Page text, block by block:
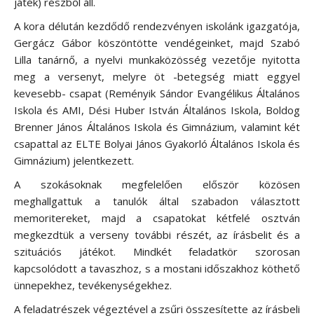
A kora délután kezdődő rendezvényen iskolánk igazgatója,
Gergácz Gábor köszöntötte vendégeinket, majd Szabó
Lilla tanárnő, a nyelvi munkaközösség vezetője nyitotta
meg a versenyt, melyre öt -betegség miatt eggyel
kevesebb- csapat (Reményik Sándor Evangélikus Általános
Iskola és AMI, Dési Huber István Általános Iskola, Boldog
Brenner János Általános Iskola és Gimnázium, valamint két
csapattal az ELTE Bolyai János Gyakorló Általános Iskola és
Gimnázium) jelentkezett.
A szokásoknak megfelelően először közösen
meghallgattuk a tanulók által szabadon választott
memoritereket, majd a csapatokat kétfelé osztván
megkezdtük a verseny további részét, az írásbelit és a
szituációs játékot. Mindkét feladatkör szorosan
kapcsolódott a tavaszhoz, s a mostani időszakhoz köthető
ünnepekhez, tevékenységekhez.
A feladatrészek végeztével a zsűri összesítette az írásbeli